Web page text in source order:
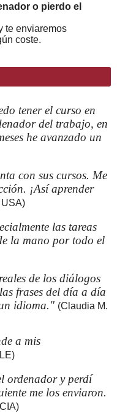
o pierdo el
te enviaremos
coste.
tener el curso en
del trabajo, en
he avanzado un
con sus cursos. Me
¡Así aprender
USA)
las tareas
la mano por todo el
de los diálogos
frases del día a día
idioma." (Claudia M.
a mis
ordenador y perdí
me los enviaron.